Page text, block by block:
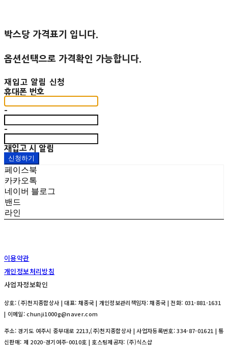
박스당 가격표기 입니다.
옵션선택으로 가격확인 가능합니다.
재입고 알림 신청
휴대폰 번호
-
-
재입고 시 알림
신청하기
페이스북
카카오톡
네이버 블로그
밴드
라인
이용약관
개인정보처리방침
사업자정보확인
상호: (주)천지종합상사 | 대표: 채종국 | 개인정보관리책임자: 채종국 | 전화: 031-881-1631
| 이메일: chunji1000g@naver.com
주소: 경기도 여주시 중부대로 2213,(주)천지종합상사 | 사업자등록번호:334-87-01621 | 통
신판매: 제 2020-경기여주-0010호 | 호스팅제공자: (주)식스샵